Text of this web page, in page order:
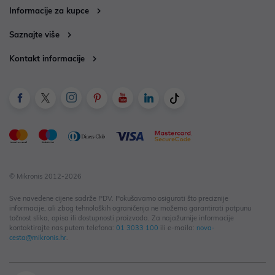
Informacije za kupce
Saznajte više
Kontakt informacije
© Mikronis 2012-2026
Sve navedene cijene sadrže PDV. Pokušavamo osigurati što preciznije
informacije, ali zbog tehnoloških ograničenja ne možemo garantirati potpunu
točnost slika, opisa ili dostupnosti proizvoda. Za najažurnije informacije
kontaktirajte nas putem telefona: 01 3033 100 ili e-maila: nova-
cesta@mikronis.hr.